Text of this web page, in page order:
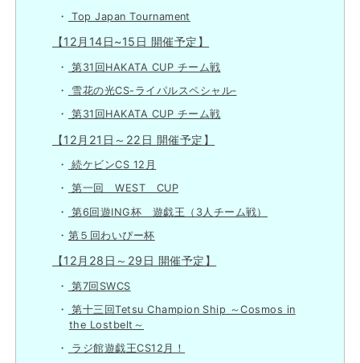
Top Japan Tournament
【12月14日~15日 開催予定】
第31回HAKATA CUP チーム戦
雪花の光CS-ライパルスペシャル‐
第31回HAKATA CUP チーム戦
【12月21日～22日 開催予定】
続ケビンCS 12月
第一回 WEST CUP
第6回遊ING杯 遊戯王（3人チーム戦）
第５回わいぴー杯
【12月28日～29日 開催予定】
第7回SWCS
第十三回Tetsu Champion Ship ～Cosmos in
the Lostbelt～
ラジ館遊戯王CS12月！